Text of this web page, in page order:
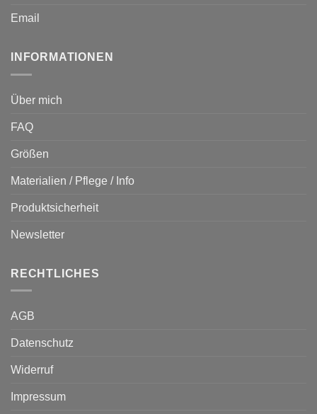
Email
INFORMATIONEN
Über mich
FAQ
Größen
Materialien / Pflege / Info
Produktsicherheit
Newsletter
RECHTLICHES
AGB
Datenschutz
Widerruf
Impressum